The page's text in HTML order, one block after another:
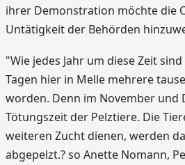
ihrer Demonstration möchte die
Untätigkeit der Behörden
"Wie jedes Jahr um diese Zeit
Tagen hier in Melle mehrere
worden. Denn im November und
Tötungszeit der Pelztiere. Die
weiteren Zucht dienen, werden
abgepelzt.? so Anette Nomann,